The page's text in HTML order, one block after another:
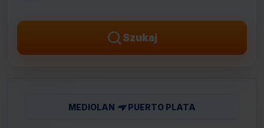
MEDIOLAN PUERTO PLATA
Szukaj